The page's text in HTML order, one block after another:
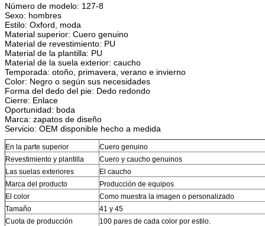
Número de modelo: 127-8
Sexo: hombres
Estilo: Oxford, moda
Material superior: Cuero genuino
Material de revestimiento: PU
Material de la plantilla: PU
Material de la suela exterior: caucho
Temporada: otoño, primavera, verano e invierno
Color: Negro o según sus necesidades
Forma del dedo del pie: Dedo redondo
Cierre: Enlace
Oportunidad: boda
Marca: zapatos de diseño
Servicio: OEM disponible hecho a medida
En la parte superior
Cuero genuino
Revestimiento y plantilla
Cuero y caucho genuinos
Las suelas exteriores
El caucho
Marca del producto
Producción de equipos
El color
Como muestra la imagen o personalizado
Tamaño
41 y 45
Cuota de producción
100 pares de cada color por estilo.